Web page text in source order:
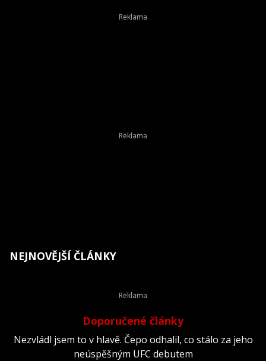
NEJNOVĚJŠÍ ČLÁNKY
Doporučené články
Nezvládl jsem to v hlavě. Čepo odhalil, co stálo za jeho
neúspěšným UFC debutem